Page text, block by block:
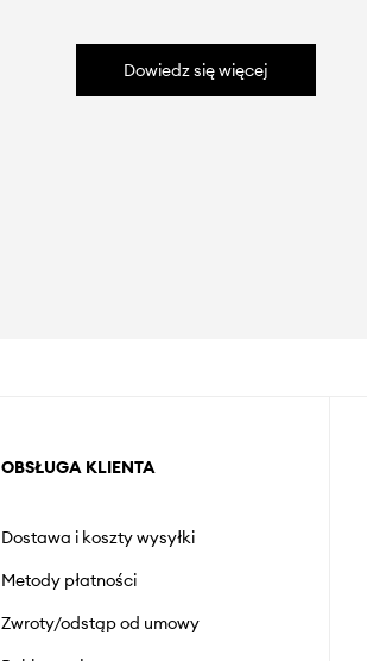
Dowiedz się więcej
OBSŁUGA KLIENTA
Dostawa i koszty wysyłki
Metody płatności
Zwroty/odstąp od umowy